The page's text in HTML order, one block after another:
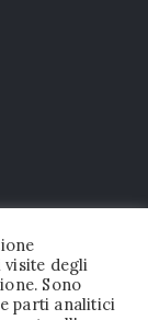
degli
Sono
parti analitici